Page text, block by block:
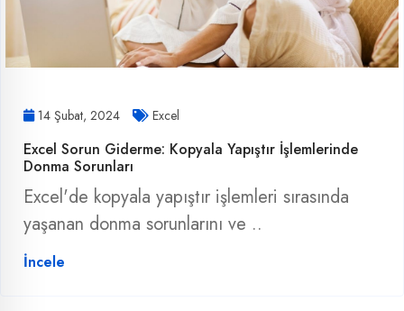
14 Şubat, 2024 Excel
Excel Sorun Giderme: Kopyala Yapıştır İşlemlerinde
Donma Sorunları
Excel'de kopyala yapıştır işlemleri sırasında
yaşanan donma sorunlarını ve ..
İncele